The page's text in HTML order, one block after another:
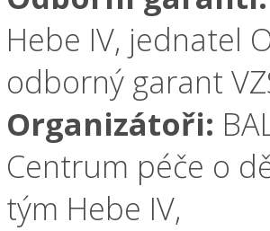
Hebe IV, jednatel
odborný garant
Organizátoři:
Centrum péče o
tým Hebe IV,